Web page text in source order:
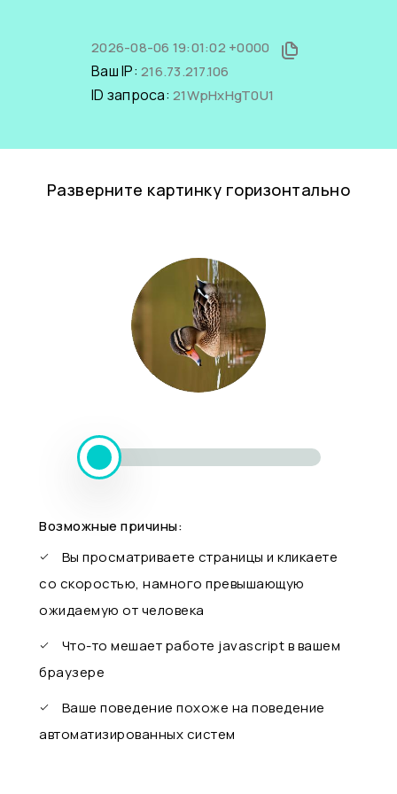
2026-08-06 19:01:02 +0000
Ваш IP: 216.73.217.106
ID запроса: 21WpHxHgT0U1
Разверните картинку горизонтально
Возможные причины:
Вы просматриваете страницы и кликаете
со скоростью, намного превышающую
ожидаемую от человека
Что-то мешает работе javascript в вашем
браузере
Ваше поведение похоже на поведение
автоматизированных систем